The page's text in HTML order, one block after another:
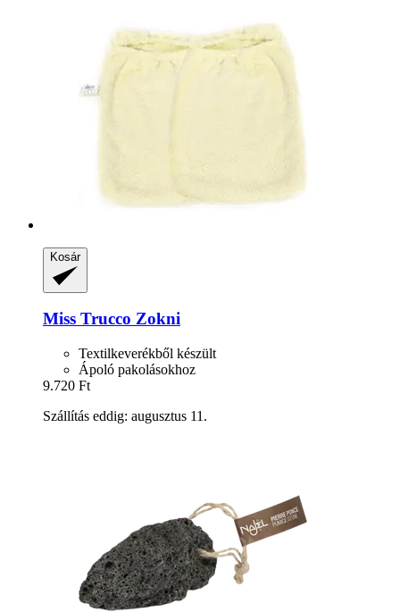
Kosár
Miss Trucco Zokni
Textilkeverékből készült
Ápoló pakolásokhoz
9.720 Ft
Szállítás eddig: augusztus 11.